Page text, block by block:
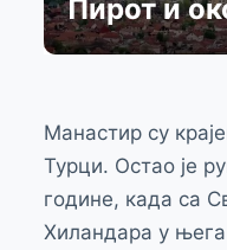
Пирот и
Манастир су
Турци. Остао је
године, када са
Хиландара у њега